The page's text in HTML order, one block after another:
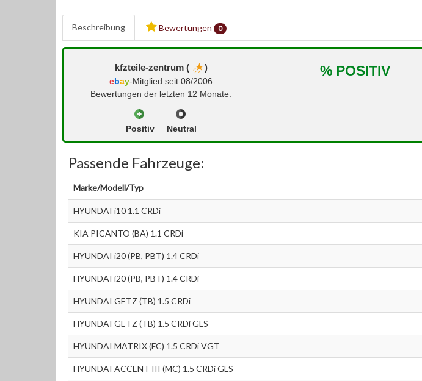
Beschreibung Bewertungen 0
kfzteile-zentrum ( )
ebay-Mitglied seit 08/2006
Bewertungen der letzten 12 Monate:
Positiv Neutral
% POSITIV
Passende Fahrzeuge:
Marke/Modell/Typ
HYUNDAI i10 1.1 CRDi
KIA PICANTO (BA) 1.1 CRDi
HYUNDAI i20 (PB, PBT) 1.4 CRDi
HYUNDAI i20 (PB, PBT) 1.4 CRDi
HYUNDAI GETZ (TB) 1.5 CRDi
HYUNDAI GETZ (TB) 1.5 CRDi GLS
HYUNDAI MATRIX (FC) 1.5 CRDi VGT
HYUNDAI ACCENT III (MC) 1.5 CRDi GLS